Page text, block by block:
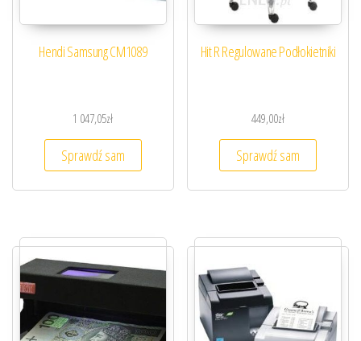
Hendi Samsung CM1089
1 047,05zł
Sprawdź sam
Hit R Regulowane Podłokietniki
449,00zł
Sprawdź sam